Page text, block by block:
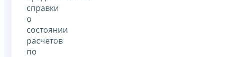
справки
о
состоянии
расчетов
по